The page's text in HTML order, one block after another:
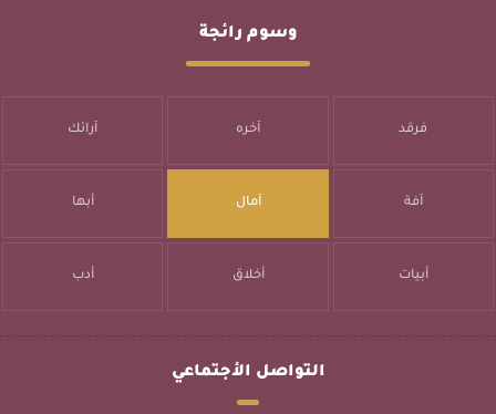
وسوم رائجة
فرقد آخره آرائك
آفة آمال أبها
أبيات أخلاق أدب
التواصل الأجتماعي